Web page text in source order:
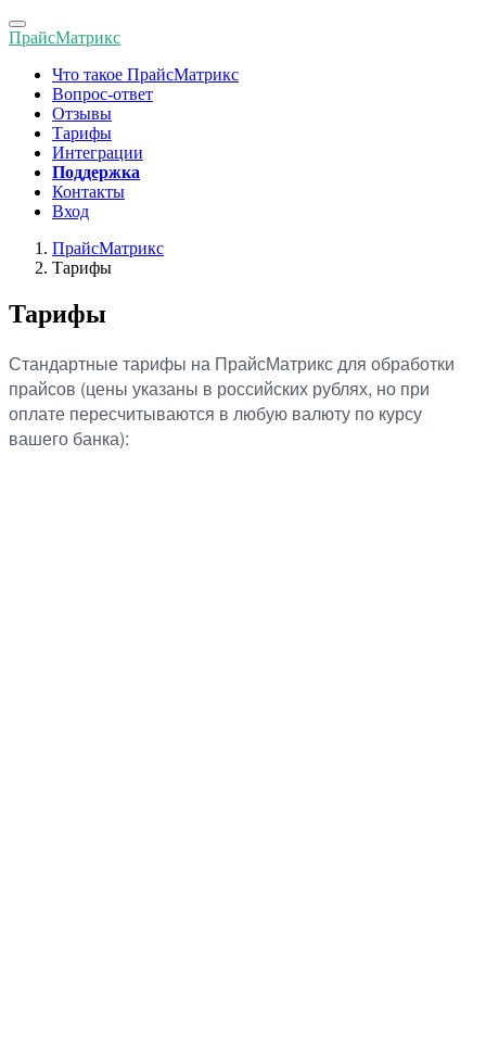
Toggle
navigation
ПрайсМатрикс
Что такое ПрайсМатрикс
Вопрос-ответ
Отзывы
Тарифы
Интеграции
Поддержка
Контакты
Вход
ПрайсМатрикс
Тарифы
Тарифы
Стандартные тарифы на ПрайсМатрикс для обработки
прайсов (цены указаны в российских рублях, но при
оплате пересчитываются в любую валюту по курсу
вашего банка):